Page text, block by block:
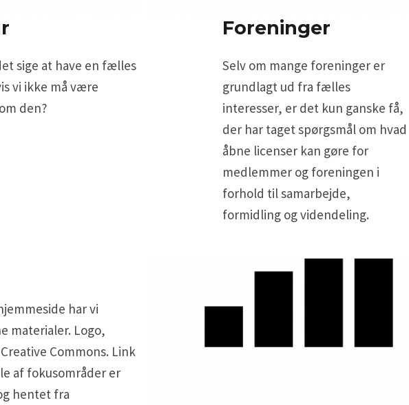
sige at have en fælles
vi ikke må være
den?
Foreninger
Selv om mange foreninger er
grundlagt ud fra fælles
interesser, er det kun ganske få,
der har taget spørgsmål om hvad
åbne licenser kan gøre for
medlemmer og foreningen i
forhold til samarbejde,
formidling og videndeling.
har vi
materialer. Logo,
Commons. Link
af fokusområder er
hentet fra